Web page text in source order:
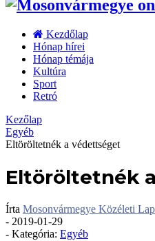
Kezdőlap
Hónap hírei
Hónap témája
Kultúra
Sport
Retró
Kezőlap
Egyéb
Eltöröltetnék a védettséget
Eltöröltetnék
Írta Mosonvármegye Közéleti Lap
- 2019-01-29
- Kategória: Egyéb